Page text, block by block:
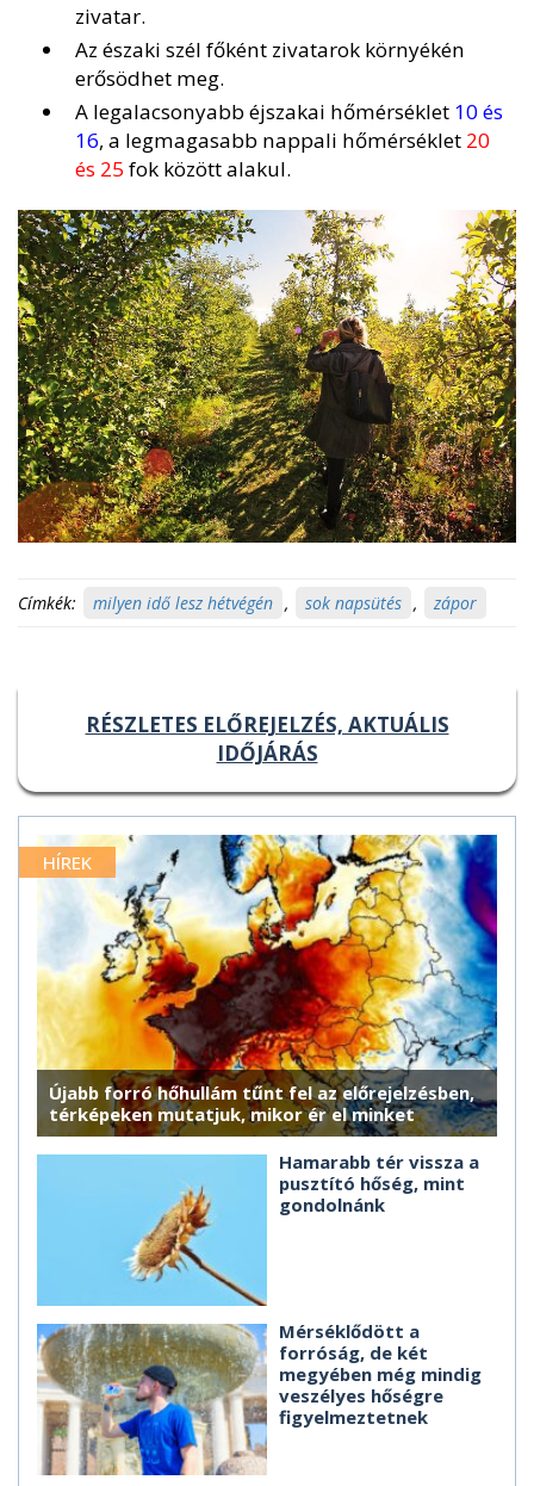
zivatar.
Az északi szél főként zivatarok környékén
erősödhet meg.
A legalacsonyabb éjszakai hőmérséklet 10 és
16, a legmagasabb nappali hőmérséklet 20
és 25 fok között alakul.
Címkék: milyen idő lesz hétvégén , sok napsütés , zápor
RÉSZLETES ELŐREJELZÉS, AKTUÁLIS
IDŐJÁRÁS
HÍREK
Újabb forró hőhullám tűnt fel az előrejelzésben,
térképeken mutatjuk, mikor ér el minket
Hamarabb tér vissza a
pusztító hőség, mint
gondolnánk
Mérséklődött a
forróság, de két
megyében még mindig
veszélyes hőségre
figyelmeztetnek